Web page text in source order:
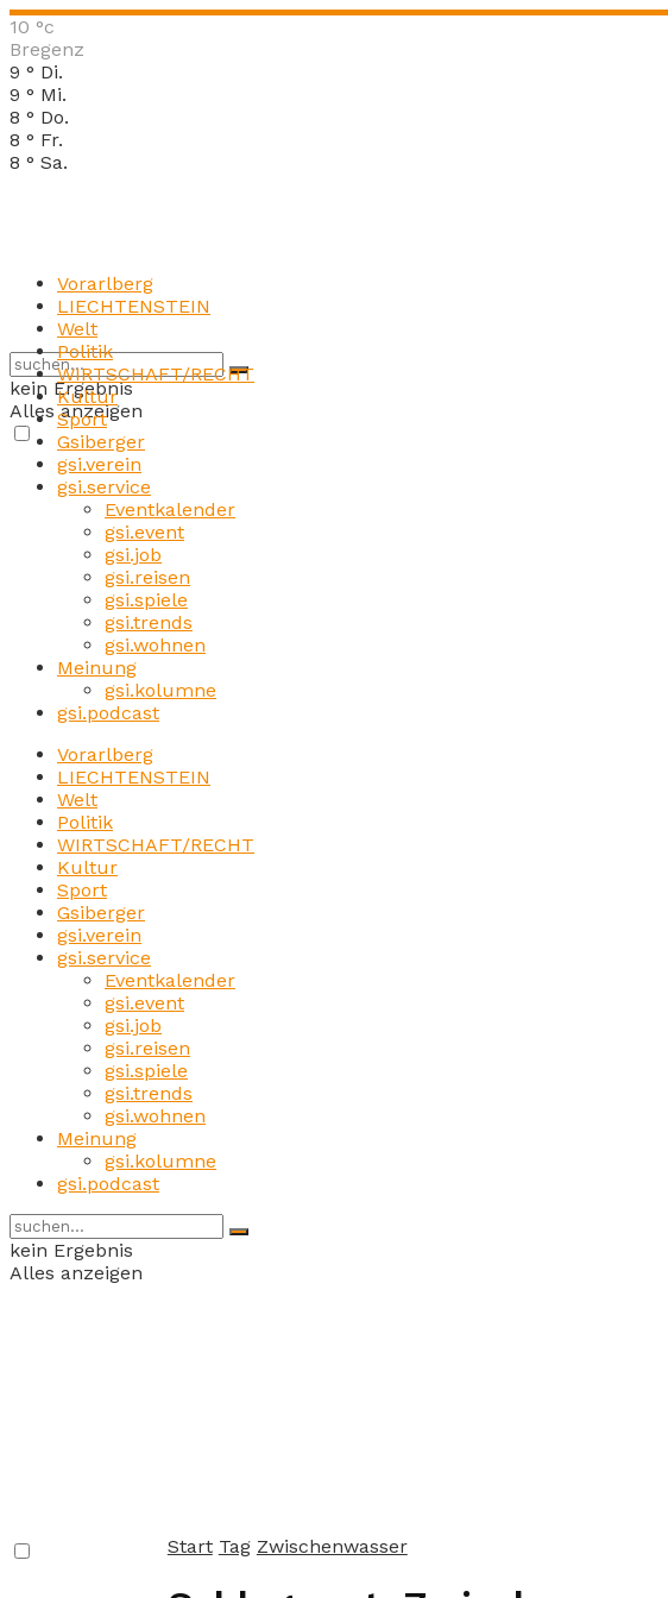
10 °c
Bregenz
9 ° Di.
9 ° Mi.
8 ° Do.
8 ° Fr.
8 ° Sa.
kein Ergebnis
Alles anzeigen
Vorarlberg
LIECHTENSTEIN
Welt
Politik
WIRTSCHAFT/RECHT
Kultur
Sport
Gsiberger
gsi.verein
gsi.service
Eventkalender
gsi.event
gsi.job
gsi.reisen
gsi.spiele
gsi.trends
gsi.wohnen
Meinung
gsi.kolumne
gsi.podcast
Vorarlberg
LIECHTENSTEIN
Welt
Politik
WIRTSCHAFT/RECHT
Kultur
Sport
Gsiberger
gsi.verein
gsi.service
Eventkalender
gsi.event
gsi.job
gsi.reisen
gsi.spiele
gsi.trends
gsi.wohnen
Meinung
gsi.kolumne
gsi.podcast
kein Ergebnis
Alles anzeigen
Start Tag Zwischenwasser